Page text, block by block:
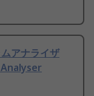
アナライザ
Analyser